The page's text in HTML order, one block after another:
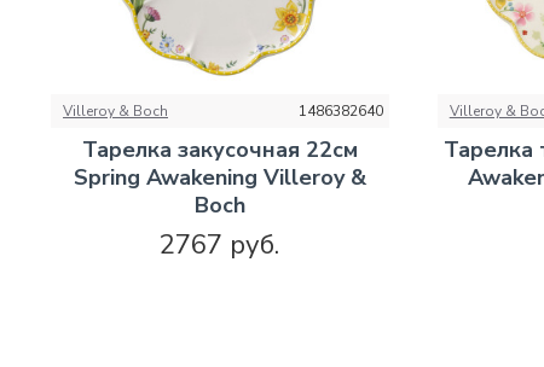
Villeroy & Boch 1486382640
Тарелка закусочная 22см
Spring Awakening Villeroy &
Boch
2767 руб.
Villeroy &
Тарелка